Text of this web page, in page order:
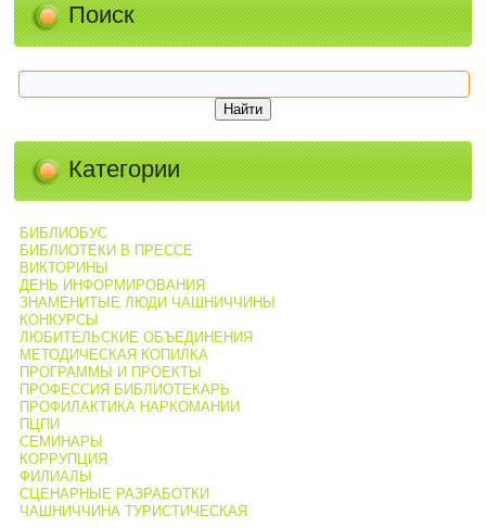
Поиск
Категории
БИБЛИОБУС
БИБЛИОТЕКИ В ПРЕССЕ
ВИКТОРИНЫ
ДЕНЬ ИНФОРМИРОВАНИЯ
ЗНАМЕНИТЫЕ ЛЮДИ ЧАШНИЧЧИНЫ
КОНКУРСЫ
ЛЮБИТЕЛЬСКИЕ ОБЪЕДИНЕНИЯ
МЕТОДИЧЕСКАЯ КОПИЛКА
ПРОГРАММЫ И ПРОЕКТЫ
ПРОФЕССИЯ БИБЛИОТЕКАРЬ
ПРОФИЛАКТИКА НАРКОМАНИИ
ПЦПИ
СЕМИНАРЫ
КОРРУПЦИЯ
ФИЛИАЛЫ
СЦЕНАРНЫЕ РАЗРАБОТКИ
ЧАШНИЧЧИНА ТУРИСТИЧЕСКАЯ